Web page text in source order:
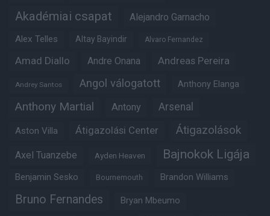
Akadémiai csapat Alejandro Garnacho
Alex Telles Altay Bayindir Alvaro Fernandez
Amad Diallo Andre Onana Andreas Pereira
Andrey Santos Angol válogatott Anthony Elanga
Anthony Martial Antony Arsenal
Aston Villa Átigazolási Center Átigazolások
Axel Tuanzebe Ayden Heaven Bajnokok Ligája
Benjamin Sesko Bournemouth Brandon Williams
Bruno Fernandes Bryan Mbeumo